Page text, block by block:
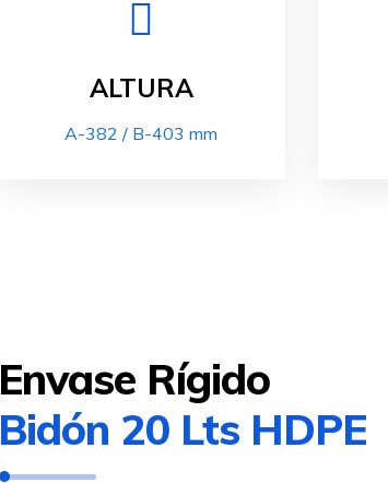
ALTURA
A-382 / B-403 mm
Envase Rígido
Bidón 20 Lts HDPE